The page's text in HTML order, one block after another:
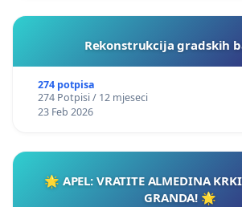
Rekonstrukcija gradskih
274 potpisa
274 Potpisi / 12 mjeseci
23 Feb 2026
🌟 APEL: VRATITE ALMEDINA
GRANDA! 🌟